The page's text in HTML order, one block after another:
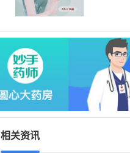
相关资讯